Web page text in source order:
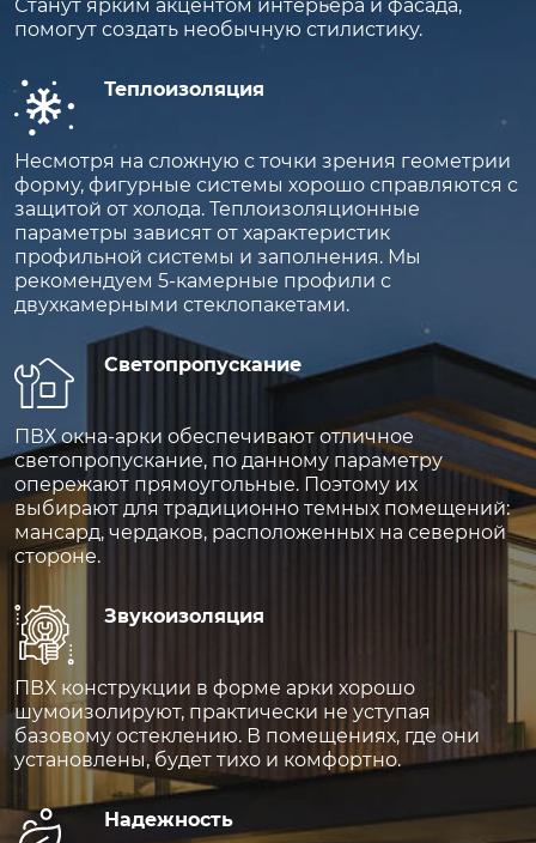
Станут ярким акцентом интерьера и фасада,
помогут создать необычную стилистику.
Теплоизоляция
Несмотря на сложную с точки зрения геометрии
форму, фигурные системы хорошо справляются с
защитой от холода. Теплоизоляционные
параметры зависят от характеристик
профильной системы и заполнения. Мы
рекомендуем 5-камерные профили с
двухкамерными стеклопакетами.
Светопропускание
ПВХ окна-арки обеспечивают отличное
светопропускание, по данному параметру
опережают прямоугольные. Поэтому их
выбирают для традиционно темных помещений:
мансард, чердаков, расположенных на северной
стороне.
Звукоизоляция
ПВХ конструкции в форме арки хорошо
шумоизолируют, практически не уступая
базовому остеклению. В помещениях, где они
установлены, будет тихо и комфортно.
Надежность